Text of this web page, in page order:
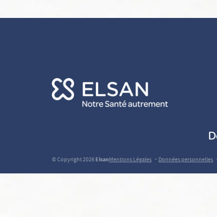
© Copyright 2026ElsanMentions Légales -Données personnelles